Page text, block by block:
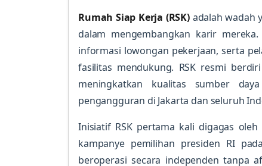
Rumah Siap Kerja (RSK) adalah wadah
dalam mengembangkan karir
informasi lowongan pekerjaan, serta
fasilitas mendukung. RSK resmi
meningkatkan kualitas sumber
pengangguran di Jakarta dan seluruh
Inisiatif RSK pertama kali digagas oleh
kampanye pemilihan presiden RI
beroperasi secara independen tanpa